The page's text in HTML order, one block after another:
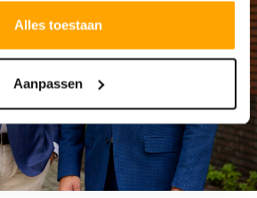
Alles toestaan
Aanpassen